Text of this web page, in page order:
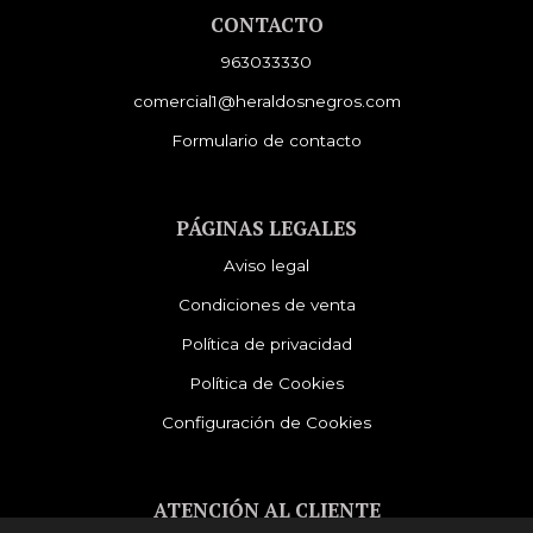
CONTACTO
963033330
comercial1@heraldosnegros.com
Formulario de contacto
PÁGINAS LEGALES
Aviso legal
Condiciones de venta
Política de privacidad
Política de Cookies
Configuración de Cookies
ATENCIÓN AL CLIENTE